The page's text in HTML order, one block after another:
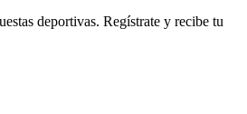
deportivas. Regístrate y recibe tu